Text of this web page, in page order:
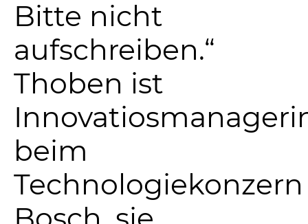
Bitte nicht
aufschreiben.“
Thoben ist
beim
Technologiekonzern